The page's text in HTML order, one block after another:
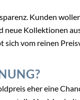
Kunden
neue Kollektionen
vom reinen
eher eine